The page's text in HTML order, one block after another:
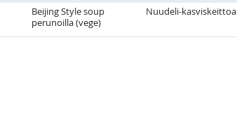
Beijing Style soup
perunoilla (vege)
Nuudeli-kasviskeittoa